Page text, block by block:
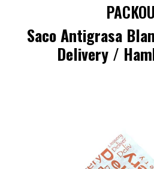
Saco Antigrasa
Delivery /